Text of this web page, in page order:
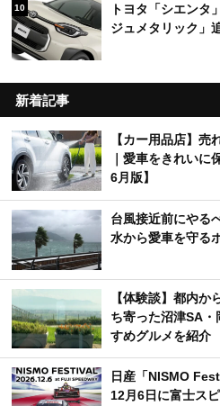
10
トヨタ「シエン
ジュメタリック」
新着記事
【カー用品店】
｜愛車をきれい
6月版】
台風接近前にやる
水から愛車を守る
【体験談】都内
ち寄った沼津SA
すめグルメを紹介
日産「NISMO
12月6日に富士ス